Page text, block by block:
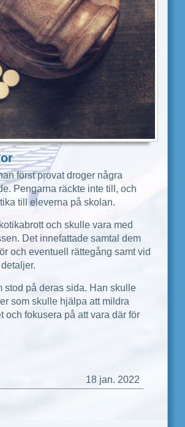
först provat droger några
Pengarna räckte inte till, och
till eleverna på skolan.
och skulle vara med
Det innefattade samtal dem
och eventuell rättegång samt vid
stod på deras sida. Han skulle
som skulle hjälpa att mildra
och fokusera på att vara där för
18 jan. 2022